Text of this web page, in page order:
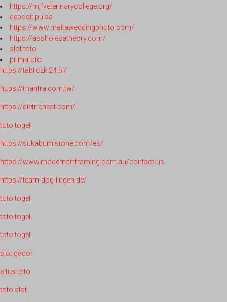
https://mjfveterinarycollege.org/
deposit pulsa
https://www.maltaweddingphoto.com/
https://assholesatheory.com/
slot toto
primatoto
https://tabliczki24.pl/
https://mantra.com.tw/
https://dietncheat.com/
toto togel
https://sukabumistone.com/es/
https://www.modernartframing.com.au/contact-us
https://team-dog-lingen.de/
toto togel
toto togel
toto togel
slot gacor
situs toto
toto slot